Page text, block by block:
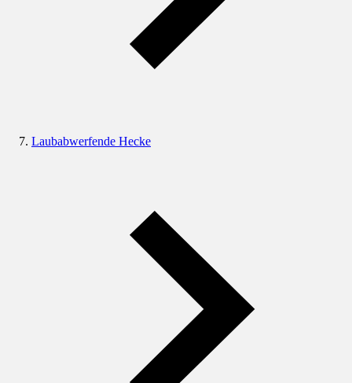
Laubabwerfende Hecke